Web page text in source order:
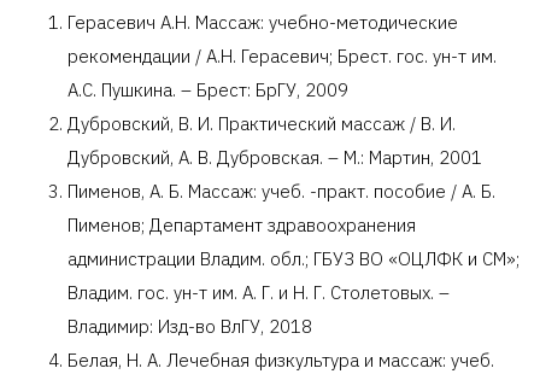
Герасевич А.Н. Массаж: учебно-методические
рекомендации / А.Н. Герасевич; Брест. гос. ун-т им.
А.С. Пушкина. – Брест: БрГУ, 2009
Дубровский, В. И. Практический массаж / В. И.
Дубровский, А. В. Дубровская. – М.: Мартин, 2001
Пименов, А. Б. Массаж: учеб. -практ. пособие / А. Б.
Пименов; Департамент здравоохранения
администрации Владим. обл.; ГБУЗ ВО «ОЦЛФК и СМ»;
Владим. гос. ун-т им. А. Г. и Н. Г. Столетовых. –
Владимир: Изд-во ВлГУ, 2018
Белая, Н. А. Лечебная физкультура и массаж: учеб.